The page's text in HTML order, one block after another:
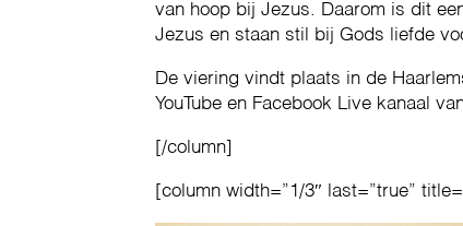
van hoop bij Jezus. Daarom is dit
Jezus en staan stil bij Gods liefde
De viering vindt plaats in de
YouTube en Facebook Live kanaal
[/column]
[column width=”1/3″ last=”true”